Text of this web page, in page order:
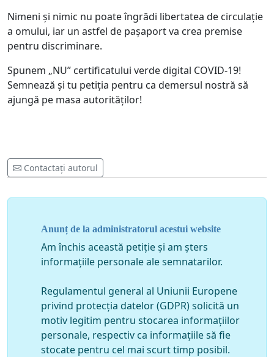
Nimeni și nimic nu poate îngrădi libertatea de circulație
a omului, iar un astfel de pașaport va crea premise
pentru discriminare.
Spunem „NU” certificatului verde digital COVID-19!
Semnează și tu petiția pentru ca demersul nostră să
ajungă pe masa autorităților!
Contactați autorul
Anunț de la administratorul acestui website
Am închis această petiție și am șters
informațiile personale ale semnatarilor.
Regulamentul general al Uniunii Europene
privind protecția datelor (GDPR) solicită un
motiv legitim pentru stocarea informațiilor
personale, respectiv ca informațiile să fie
stocate pentru cel mai scurt timp posibil.